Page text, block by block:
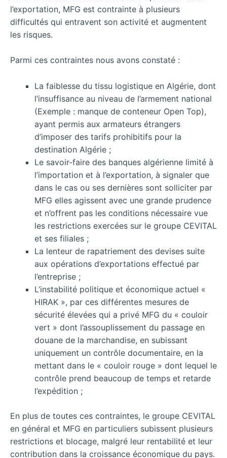
l’exportation, MFG est contrainte à plusieurs
difficultés qui entravent son activité et augmentent
les risques.
Parmi ces contraintes nous avons constaté :
La faiblesse du tissu logistique en Algérie, dont
l’insuffisance au niveau de l’armement national
(Exemple : manque de conteneur Open Top),
ayant permis aux armateurs étrangers
d’imposer des tarifs prohibitifs pour la
destination Algérie ;
Le savoir-faire des banques algérienne limité à
l’importation et à l’exportation, à signaler que
dans le cas ou ses dernières sont solliciter par
MFG elles agissent avec une grande prudence
et n’offrent pas les conditions nécessaire vue
les restrictions exercées sur le groupe CEVITAL
et ses filiales ;
La lenteur de rapatriement des devises suite
aux opérations d’exportations effectué par
l’entreprise ;
L’instabilité politique et économique actuel «
HIRAK », par ces différentes mesures de
sécurité élevées qui a privé MFG du « couloir
vert » dont l’assouplissement du passage en
douane de la marchandise, en subissant
uniquement un contrôle documentaire, en la
mettant dans le « couloir rouge » dont lequel le
contrôle prend beaucoup de temps et retarde
l’expédition ;
En plus de toutes ces contraintes, le groupe CEVITAL
en général et MFG en particuliers subissent plusieurs
restrictions et blocage, malgré leur rentabilité et leur
contribution dans la croissance économique du pays.